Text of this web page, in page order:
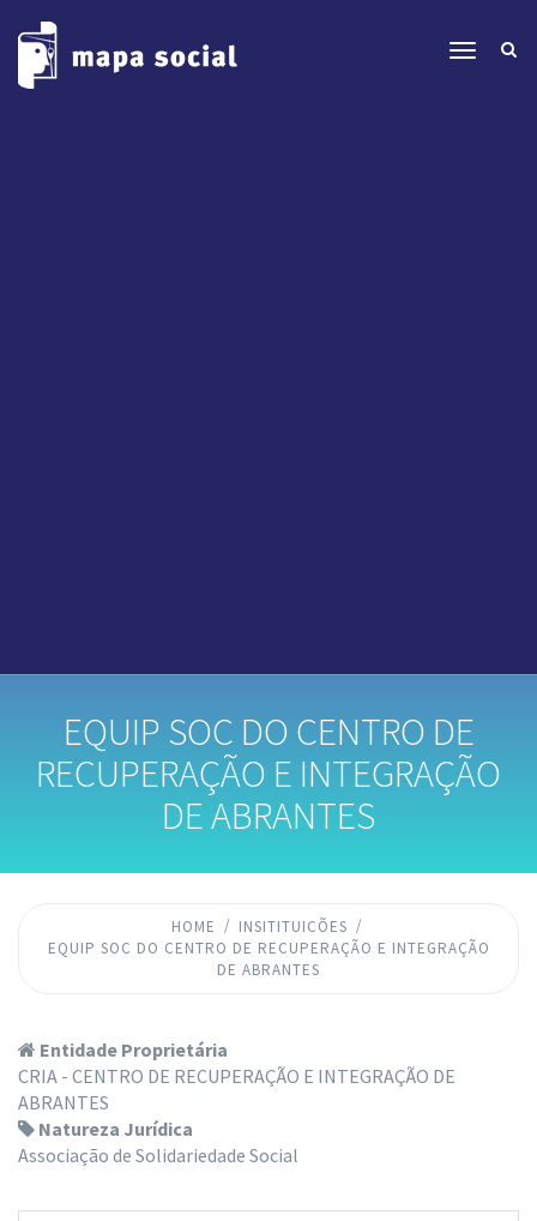
EQUIP SOC DO CENTRO DE
RECUPERAÇÃO E INTEGRAÇÃO
DE ABRANTES
HOME
INSITITUICÕES
EQUIP SOC DO CENTRO DE RECUPERAÇÃO E INTEGRAÇÃO
DE ABRANTES
Entidade Proprietária
CRIA - CENTRO DE RECUPERAÇÃO E INTEGRAÇÃO DE
ABRANTES
Natureza Jurídica
Associação de Solidariedade Social